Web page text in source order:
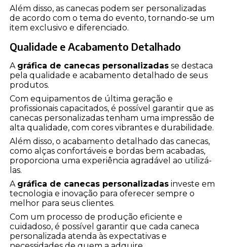
Além disso, as canecas podem ser personalizadas
de acordo com o tema do evento, tornando-se um
item exclusivo e diferenciado.
Qualidade e Acabamento Detalhado
A gráfica de canecas personalizadas se destaca
pela qualidade e acabamento detalhado de seus
produtos.
Com equipamentos de última geração e
profissionais capacitados, é possível garantir que as
canecas personalizadas tenham uma impressão de
alta qualidade, com cores vibrantes e durabilidade.
Além disso, o acabamento detalhado das canecas,
como alças confortáveis e bordas bem acabadas,
proporciona uma experiência agradável ao utilizá-
las.
A gráfica de canecas personalizadas investe em
tecnologia e inovação para oferecer sempre o
melhor para seus clientes.
Com um processo de produção eficiente e
cuidadoso, é possível garantir que cada caneca
personalizada atenda às expectativas e